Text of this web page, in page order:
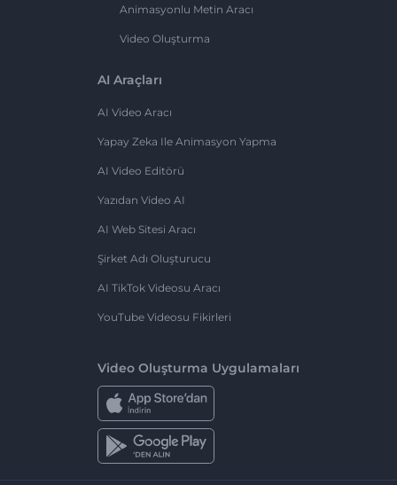
Animasyonlu Metin Aracı
Video Oluşturma
AI Araçları
AI Video Aracı
Yapay Zeka Ile Animasyon Yapma
AI Video Editörü
Yazıdan Video AI
AI Web Sitesi Aracı
Şirket Adı Oluşturucu
AI TikTok Videosu Aracı
YouTube Videosu Fikirleri
Video Oluşturma Uygulamaları